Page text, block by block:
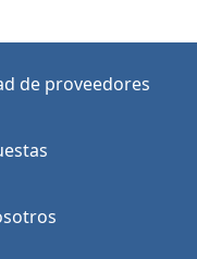
de proveedores